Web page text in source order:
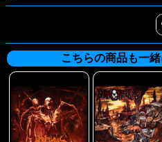
こちらの商品も一